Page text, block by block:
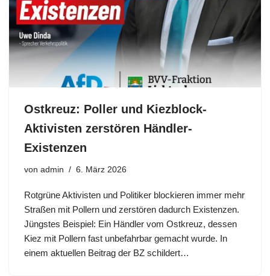
Ostkreuz: Poller und Kiezblock-
Aktivisten zerstören Händler-
Existenzen
von admin 6. März 2026
Rotgrüne Aktivisten und Politiker blockieren immer mehr
Straßen mit Pollern und zerstören dadurch Existenzen.
Jüngstes Beispiel: Ein Händler vom Ostkreuz, dessen
Kiez mit Pollern fast unbefahrbar gemacht wurde. In
einem aktuellen Beitrag der BZ schildert…